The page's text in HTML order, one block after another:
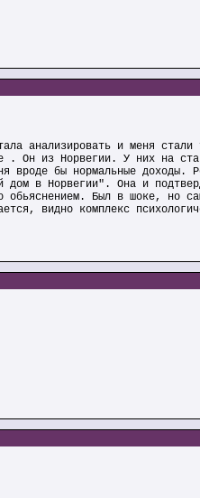
и меня стали
. Он из Норвегии. У них на
бы нормальные доходы.
в Норвегии". Она и
обьяснением. Был в шоке, но
видно комплекс